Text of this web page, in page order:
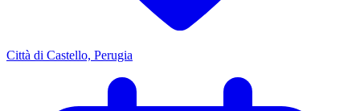
Città di Castello, Perugia